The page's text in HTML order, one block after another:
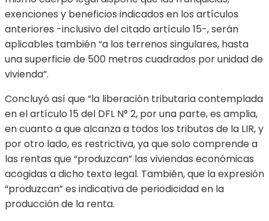
exenciones y beneficios indicados en los artículos
anteriores -inclusivo del citado artículo 15-, serán
aplicables también “a los terrenos singulares, hasta
una superficie de 500 metros cuadrados por unidad de
vivienda”.
Concluyó así que “la liberación tributaria contemplada
en el artículo 15 del DFL N° 2, por una parte, es amplia,
en cuanto a que alcanza a todos los tributos de la LIR, y
por otro lado, es restrictiva, ya que solo comprende a
las rentas que “produzcan” las viviendas económicas
acogidas a dicho texto legal. También, que la expresión
“produzcan” es indicativa de periodicidad en la
producción de la renta.